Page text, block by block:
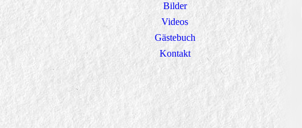
Bilder
Videos
Gästebuch
Kontakt